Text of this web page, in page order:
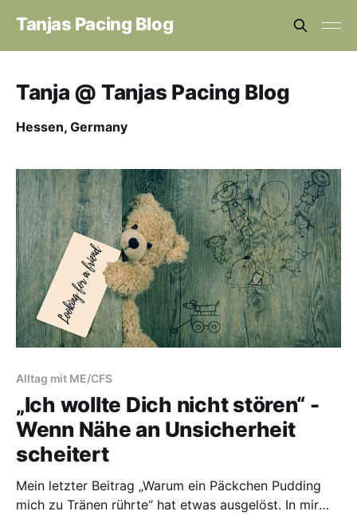
Tanjas Pacing Blog
Tanja @ Tanjas Pacing Blog
Hessen, Germany
Alltag mit ME/CFS
„Ich wollte Dich nicht stören“ -
Wenn Nähe an Unsicherheit
scheitert
Mein letzter Beitrag „Warum ein Päckchen Pudding
mich zu Tränen rührte“ hat etwas ausgelöst. In mir